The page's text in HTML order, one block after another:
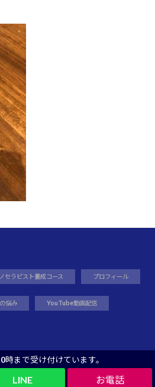
時まで受け付けています。
LINE
セラピスト養成コース プロフィール
悩み YouTube動画配信
くらのサイト , 2020 All Rights Reserved.